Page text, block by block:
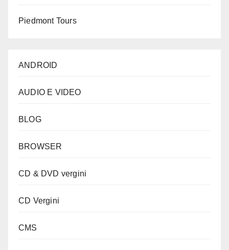
Piedmont Tours
ANDROID
AUDIO E VIDEO
BLOG
BROWSER
CD & DVD vergini
CD Vergini
CMS